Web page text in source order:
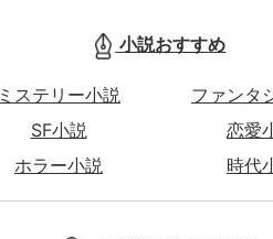
小説おすすめ
ミステリー小説
ファンタ
SF小説
恋愛
ホラー小説
時代